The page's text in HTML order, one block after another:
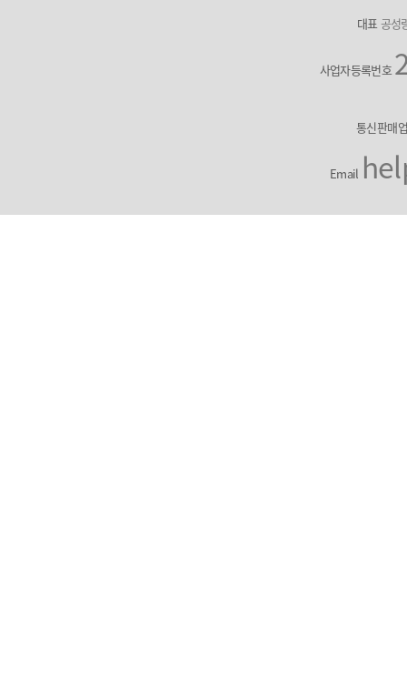
대표 공성
사업자등록번호
통신판매업
Email